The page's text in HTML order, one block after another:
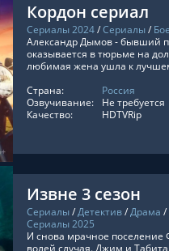
Кордон сериал
Сериалы 2024/Сериалы/
Александр Дымов - бывший
оказывается в тюрьме на
любимая жена ушла к
Страна:
Россия
Озвучивание:
Не требуется
Качество:
HDTVRip
Извне 3 сезон
Сериалы/Детектив/Драма /
Сериалы 2025
И снова мрачное
волей случая. Джим и